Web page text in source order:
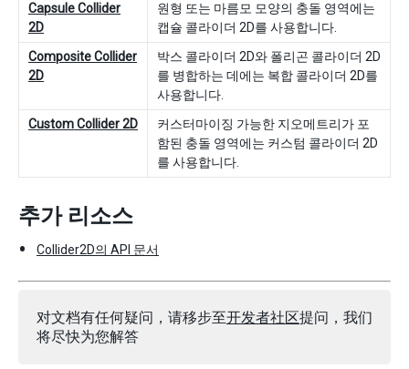
Capsule Collider
2D
원형 또는 마름모 모양의 충돌 영역에는
캡슐 콜라이더 2D를 사용합니다.
Composite Collider
2D
박스 콜라이더 2D와 폴리곤 콜라이더 2D
를 병합하는 데에는 복합 콜라이더 2D를
사용합니다.
Custom Collider 2D
커스터마이징 가능한 지오메트리가 포
함된 충돌 영역에는 커스텀 콜라이더 2D
를 사용합니다.
추가 리소스
Collider2D의 API 문서
对文档有任何疑问，请移步至开发者社区提问，我们
将尽快为您解答